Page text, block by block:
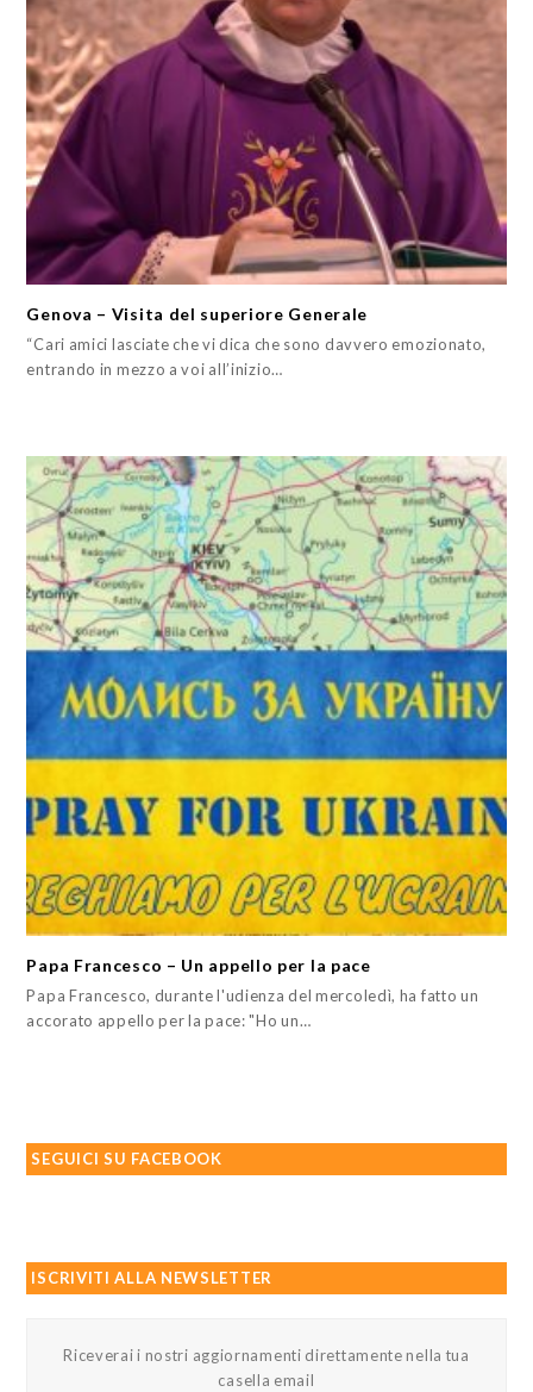
Genova – Visita del superiore Generale
“Cari amici lasciate che vi dica che sono davvero emozionato,
entrando in mezzo a voi all’inizio…
Papa Francesco – Un appello per la pace
Papa Francesco, durante l'udienza del mercoledì, ha fatto un
accorato appello per la pace: "Ho un…
SEGUICI SU FACEBOOK
ISCRIVITI ALLA NEWSLETTER
Riceverai i nostri aggiornamenti direttamente nella tua
casella email